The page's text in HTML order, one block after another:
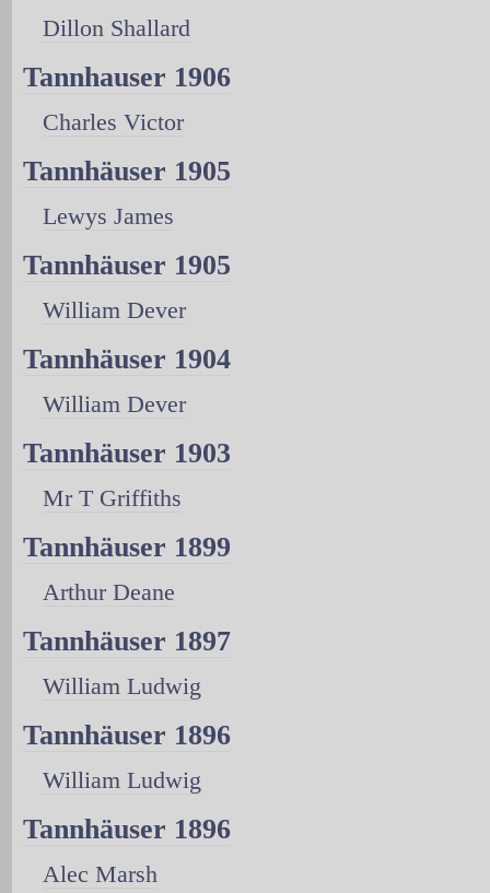
Dillon Shallard
Tannhauser 1906
Charles Victor
Tannhäuser 1905
Lewys James
Tannhäuser 1905
William Dever
Tannhäuser 1904
William Dever
Tannhäuser 1903
Mr T Griffiths
Tannhäuser 1899
Arthur Deane
Tannhäuser 1897
William Ludwig
Tannhäuser 1896
William Ludwig
Tannhäuser 1896
Alec Marsh